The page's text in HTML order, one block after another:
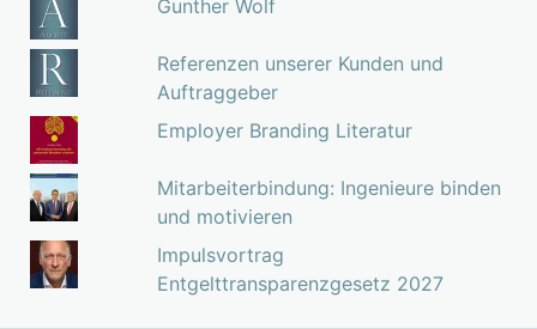
Gunther Wolf
Referenzen unserer Kunden und
Auftraggeber
Employer Branding Literatur
Mitarbeiterbindung: Ingenieure binden
und motivieren
Impulsvortrag
Entgelttransparenzgesetz 2027